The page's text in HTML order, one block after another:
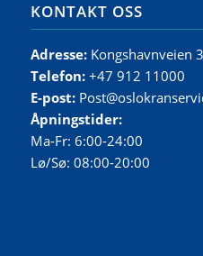
KONTAKT OSS
Adresse: Kongshavnveien
Telefon: +47 912 11000
E-post:
Åpningstider:
Ma-Fr: 6:00-24:00
Lø/Sø: 08:00-20:00